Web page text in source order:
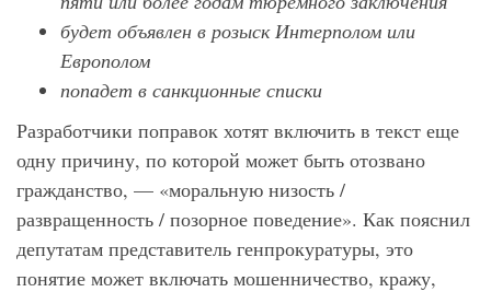
будет объявлен в розыск Интерполом или
Европолом
попадет в санкционные списки
Разработчики поправок хотят включить в текст еще
одну причину, по которой может быть отозвано
гражданство, — «моральную низость /
развращенность / позорное поведение». Как пояснил
депутатам представитель генпрокуратуры, это
понятие может включать мошенничество, кражу,